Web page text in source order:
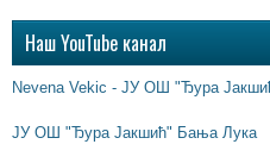
Наш YouTube канал
Nevena Vekic - ЈУ ОШ "Ђура
ЈУ ОШ "Ђура Јакшић" Бања Лука